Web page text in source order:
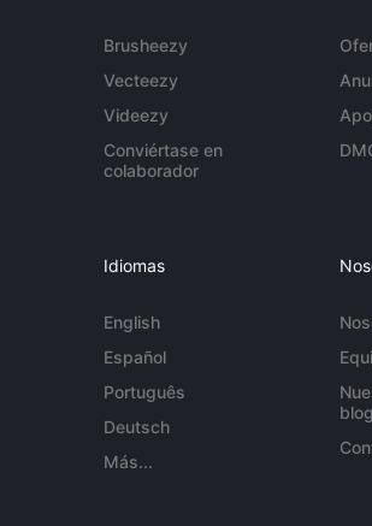
Brusheezy
Vecteezy
Videezy
Conviértase en
colaborador
Idiomas
English
Español
Português
Deutsch
Más...
blog